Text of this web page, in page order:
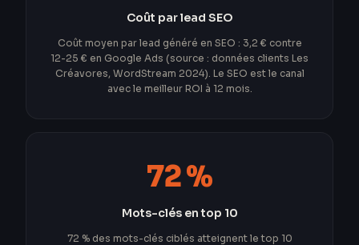
Coût par lead SEO
Coût moyen par lead généré en SEO : 3,2 € contre
12-25 € en Google Ads (source : données clients Les
Créavores, WordStream 2024). Le SEO est le canal
avec le meilleur ROI à 12 mois.
72 %
Mots-clés en top 10
72 % des mots-clés ciblés atteignent le top 10